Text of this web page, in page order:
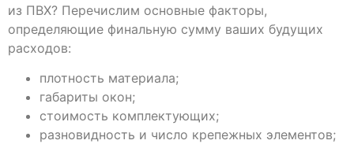
из ПВХ? Перечислим основные факторы,
определяющие финальную сумму ваших будущих
расходов:
плотность материала;
габариты окон;
стоимость комплектующих;
разновидность и число крепежных элементов;